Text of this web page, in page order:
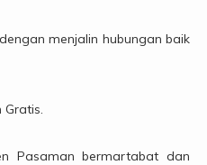
menjalin hubungan baik
Gratis.
Pasaman bermartabat dan